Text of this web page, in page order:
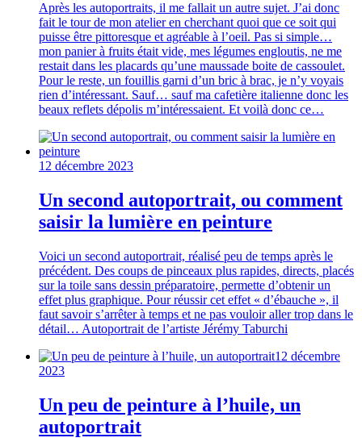
Après les autoportraits, il me fallait un autre sujet. J’ai donc
fait le tour de mon atelier en cherchant quoi que ce soit qui
puisse être pittoresque et agréable à l’oeil. Pas si simple…
mon panier à fruits était vide, mes légumes engloutis, ne me
restait dans les placards qu’une maussade boite de cassoulet.
Pour le reste, un fouillis garni d’un bric à brac, je n’y voyais
rien d’intéressant. Sauf… sauf ma cafetière italienne donc les
beaux reflets dépolis m’intéressaient. Et voilà donc ce…
12 décembre 2023
Un second autoportrait, ou comment
saisir la lumière en peinture
Voici un second autoportrait, réalisé peu de temps après le
précédent. Des coups de pinceaux plus rapides, directs, placés
sur la toile sans dessin préparatoire, permette d’obtenir un
effet plus graphique. Pour réussir cet effet « d’ébauche », il
faut savoir s’arrêter à temps et ne pas vouloir aller trop dans le
détail… Autoportrait de l’artiste Jérémy Taburchi
12 décembre
2023
Un peu de peinture à l’huile, un
autoportrait